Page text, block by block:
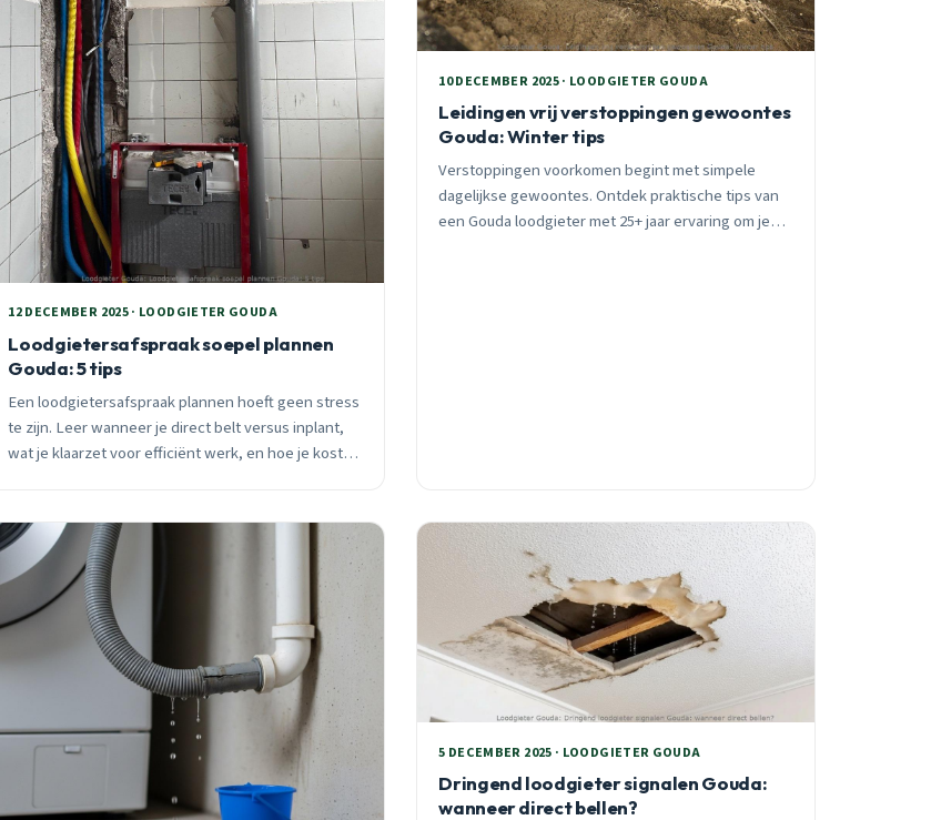
12 DECEMBER 2025 · LOODGIETER GOUDA
Loodgietersafspraak soepel plannen
Gouda: 5 tips
Een loodgietersafspraak plannen hoeft geen stress
te zijn. Leer wanneer je direct belt versus inplant,
wat je klaarzet voor efficiënt werk, en hoe je kosten
10 DECEMBER 2025 · LOODGIETER GOUDA
Leidingen vrij verstoppingen gewoontes
Gouda: Winter tips
Verstoppingen voorkomen begint met simpele
dagelijkse gewoontes. Ontdek praktische tips van
een Gouda loodgieter met 25+ jaar ervaring om je
5 DECEMBER 2025 · LOODGIETER GOUDA
Dringend loodgieter signalen Gouda:
wanneer direct bellen?